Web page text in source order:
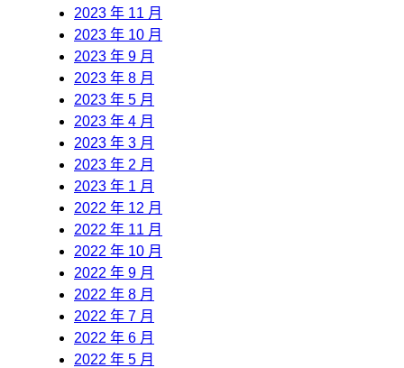
2023 年 11 月
2023 年 10 月
2023 年 9 月
2023 年 8 月
2023 年 5 月
2023 年 4 月
2023 年 3 月
2023 年 2 月
2023 年 1 月
2022 年 12 月
2022 年 11 月
2022 年 10 月
2022 年 9 月
2022 年 8 月
2022 年 7 月
2022 年 6 月
2022 年 5 月